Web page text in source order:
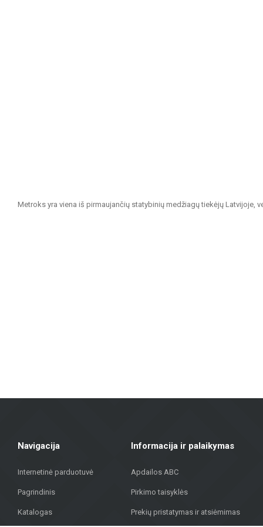
Metroks yra viena iš pirmaujančių statybinių medžiagų tiekėjų
gatvėje 323, Rygoje, kad rastumėte kokybiškus sprendimus savo
Navigacija
Internetinė parduotuvė
Pagrindinis
Katalogas
Informacija ir palaikymas
Apdailos ABC
Pirkimo taisyklės
Prekių pristatymas ir atsiėmimas